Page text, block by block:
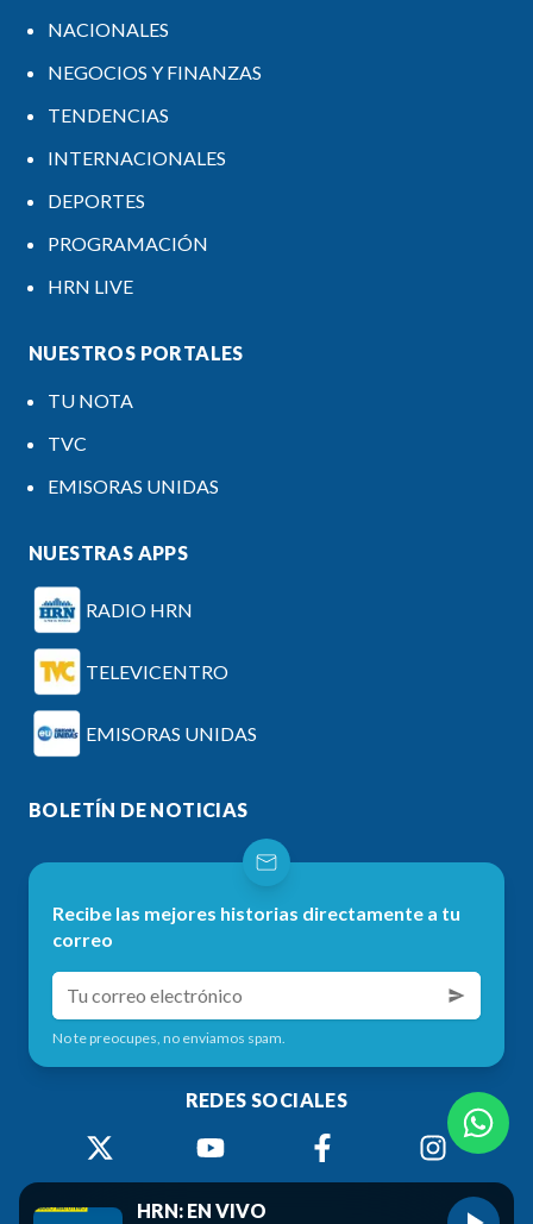
NACIONALES
NEGOCIOS Y FINANZAS
TENDENCIAS
INTERNACIONALES
DEPORTES
PROGRAMACIÓN
HRN LIVE
NUESTROS PORTALES
TU NOTA
TVC
EMISORAS UNIDAS
NUESTRAS APPS
RADIO HRN
TELEVICENTRO
EMISORAS UNIDAS
BOLETÍN DE NOTICIAS
Recibe las mejores historias directamente a tu
correo
No te preocupes, no enviamos spam.
REDES SOCIALES
HRN: EN VIVO